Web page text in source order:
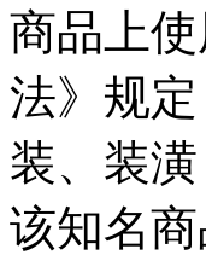
商品上
法》规
装、装
该知名商